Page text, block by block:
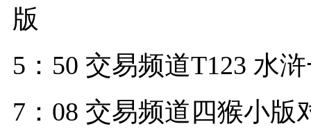
版
5：50 交易频道T123 水
7：08 交易频道四猴小版